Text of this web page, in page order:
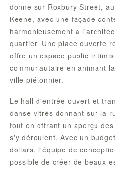
donne sur Roxbury Street,
Keene, avec une façade
harmonieusement à
quartier. Une place ouverte
offre un espace public
communautaire en animant
ville piétonnier.
Le hall d'entrée ouvert et
danse vitrés donnant sur la
tout en offrant un aperçu
s'y déroulent. Avec un
dollars, l'équipe de
possible de créer de beaux